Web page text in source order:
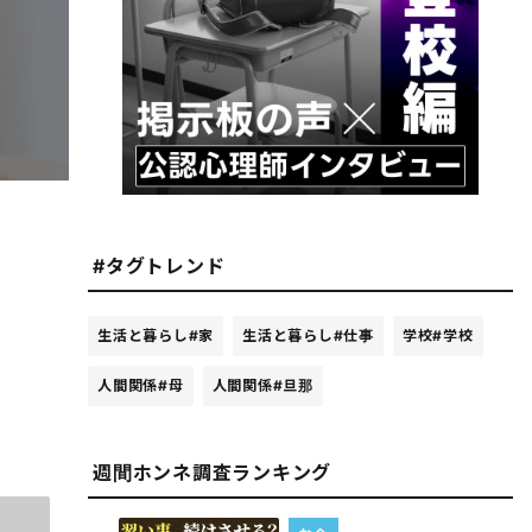
#タグトレンド
生活と暮らし#家 生活と暮らし#仕事 学校#学校
人間関係#母 人間関係#旦那
週間ホンネ調査ランキング